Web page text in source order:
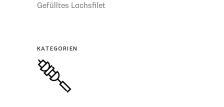
Gefülltes Lachsfilet
KATEGORIEN